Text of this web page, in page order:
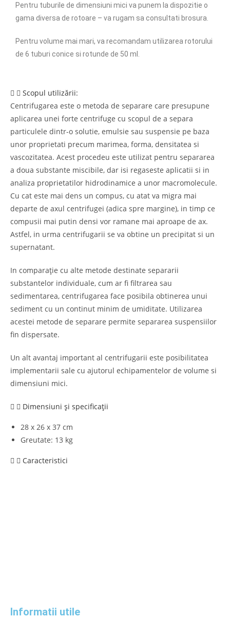
Pentru tuburile de dimensiuni mici va punem la dispozitie o
gama diversa de rotoare – va rugam sa consultati brosura.
Pentru volume mai mari, va recomandam utilizarea rotorului
de 6 tuburi conice si rotunde de 50 ml.
Scopul utilizării:
Centrifugarea este o metoda de separare care presupune
aplicarea unei forte centrifuge cu scopul de a separa
particulele dintr-o solutie, emulsie sau suspensie pe baza
unor proprietati precum marimea, forma, densitatea si
vascozitatea. Acest procedeu este utilizat pentru separarea
a doua substante miscibile, dar isi regaseste aplicatii si in
analiza proprietatilor hidrodinamice a unor macromolecule.
Cu cat este mai dens un compus, cu atat va migra mai
departe de axul centrifugei (adica spre margine), in timp ce
compusii mai putin densi vor ramane mai aproape de ax.
Astfel, in urma centrifugarii se va obtine un precipitat si un
supernatant.
In comparație cu alte metode destinate separarii
substantelor individuale, cum ar fi filtrarea sau
sedimentarea, centrifugarea face posibila obtinerea unui
sediment cu un continut minim de umiditate. Utilizarea
acestei metode de separare permite separarea suspensiilor
fin dispersate.
Un alt avantaj important al centrifugarii este posibilitatea
implementarii sale cu ajutorul echipamentelor de volume si
dimensiuni mici.
Dimensiuni și specificații
28 x 26 x 37 cm
Greutate: 13 kg
Caracteristici
Informatii utile